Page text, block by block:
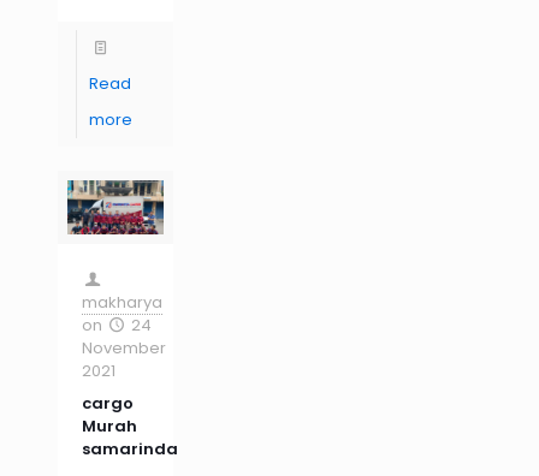
Read
more
makharya
on
24
November
2021
cargo
Murah
samarinda